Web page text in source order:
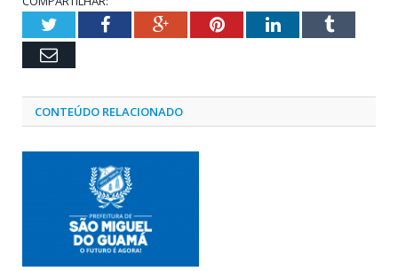
TwitterFacebookGoogle+PinterestLinkedInTumblr
Email
CONTEÚDO RELACIONADO